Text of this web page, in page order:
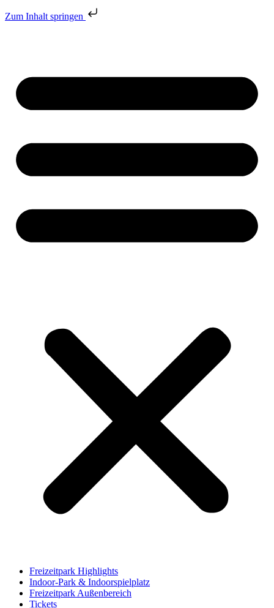
Zum Inhalt springen
Freizeitpark Highlights
Indoor-Park & Indoorspielplatz
Freizeitpark Außenbereich
Tickets